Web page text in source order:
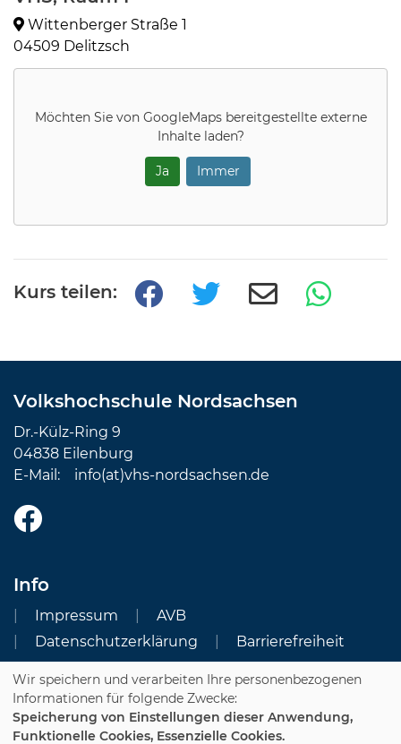
Wittenberger Straße 1
04509 Delitzsch
Möchten Sie von GoogleMapsbereitgestellte externe
Inhalte laden?
Ja Immer
Kurs teilen:
Volkshochschule Nordsachsen
Dr.-Külz-Ring 9
04838 Eilenburg
E-Mail: info(at)vhs-nordsachsen.de
Info
Impressum
AVB
Datenschutzerklärung
Barrierefreiheit
Cookie Einstellungen
Dozenten-Login
Wir speichern und verarbeiten Ihre personenbezogenen
Informationen für folgende Zwecke:
Speicherung von Einstellungen dieser Anwendung,
Funktionelle Cookies, Essenzielle Cookies.